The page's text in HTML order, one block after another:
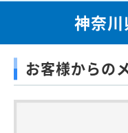
神奈
お客様からの